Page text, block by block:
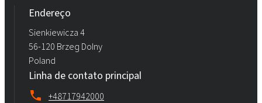
Endereço
Sienkiewicza 4
56-120 Brzeg Dolny
Poland
Linha de contato principal
+48717942000